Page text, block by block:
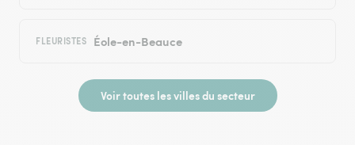
FLEURISTES Éole-en-Beauce
Voir toutes les villes du secteur